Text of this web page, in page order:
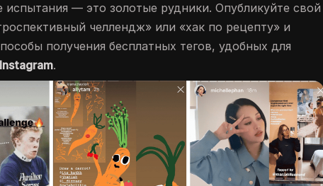
испытания — это золотые рудники. Опубликуйте свой
челлендж» или «хак по рецепту» и
получения бесплатных тегов, удобных для
.